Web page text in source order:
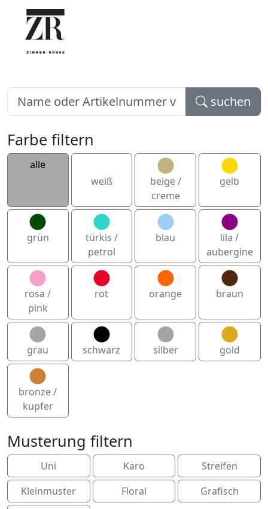
suchen
Farbe filtern
alle
weiß
beige /
creme
gelb
grün
türkis /
petrol
blau
lila /
aubergine
rosa /
pink
rot orange braun
grau schwarz silber gold
bronze /
kupfer
Musterung filtern
Uni Karo
Streifen
Kleinmuster
Floral
Grafisch